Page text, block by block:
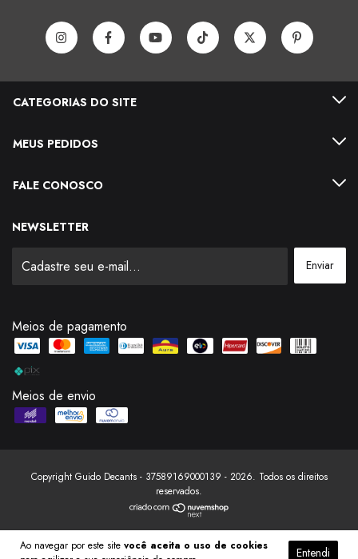
Ao navegar por este site você aceita o uso de cookies
Entendi
CATEGORIAS DO SITE
MEUS PEDIDOS
FALE CONOSCO
NEWSLETTER
Meios de pagamento
Meios de envio
Copyright Guido Decants - 37589169000139 - 2026. Todos os direitos
reservados.